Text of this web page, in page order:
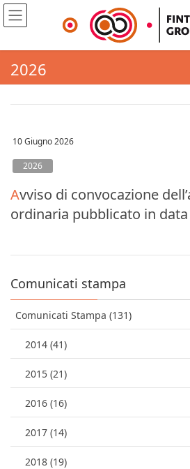
2026
10 Giugno 2026
2026
Avviso di convocazione dell’assemblea
ordinaria pubblicato in
Comunicati stampa
Comunicati Stampa (131)
2014 (41)
2015 (21)
2016 (16)
2017 (14)
2018 (19)